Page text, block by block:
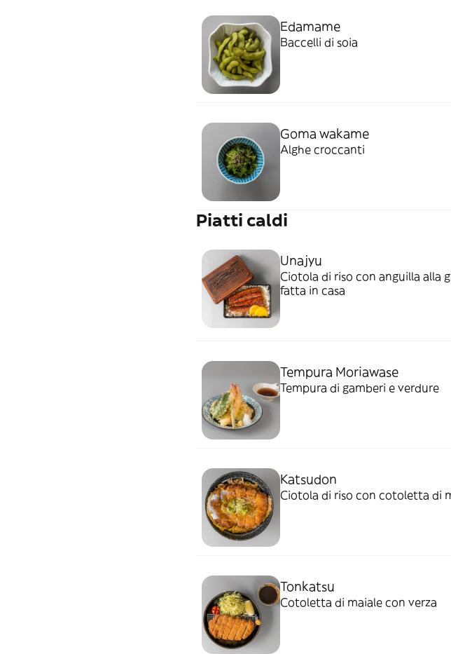
Edamame
Baccelli di soia
Goma wakame
Alghe croccanti
Piatti caldi
Unajyu
Ciotola di riso con anguilla alla
fatta in casa
Tempura Moriawase
Tempura di gamberi e verdure
Katsudon
Ciotola di riso con cotoletta di
Tonkatsu
Cotoletta di maiale con verza